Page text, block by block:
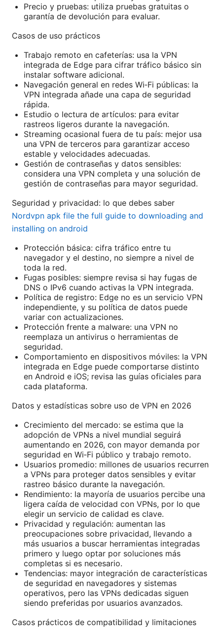
Precio y pruebas: utiliza pruebas gratuitas o
garantía de devolución para evaluar.
Casos de uso prácticos
Trabajo remoto en cafeterías: usa la VPN
integrada de Edge para cifrar tráfico básico sin
instalar software adicional.
Navegación general en redes Wi‑Fi públicas: la
VPN integrada añade una capa de seguridad
rápida.
Estudio o lectura de artículos: para evitar
rastreos ligeros durante la navegación.
Streaming ocasional fuera de tu país: mejor usa
una VPN de terceros para garantizar acceso
estable y velocidades adecuadas.
Gestión de contraseñas y datos sensibles:
considera una VPN completa y una solución de
gestión de contraseñas para mayor seguridad.
Seguridad y privacidad: lo que debes saber
Nordvpn apk file the full guide to downloading and
installing on android
Protección básica: cifra tráfico entre tu
navegador y el destino, no siempre a nivel de
toda la red.
Fugas posibles: siempre revisa si hay fugas de
DNS o IPv6 cuando activas la VPN integrada.
Política de registro: Edge no es un servicio VPN
independiente, y su política de datos puede
variar con actualizaciones.
Protección frente a malware: una VPN no
reemplaza un antivirus o herramientas de
seguridad.
Comportamiento en dispositivos móviles: la VPN
integrada en Edge puede comportarse distinto
en Android e iOS; revisa las guías oficiales para
cada plataforma.
Datos y estadísticas sobre uso de VPN en 2026
Crecimiento del mercado: se estima que la
adopción de VPNs a nivel mundial seguirá
aumentando en 2026, con mayor demanda por
seguridad en Wi‑Fi público y trabajo remoto.
Usuarios promedio: millones de usuarios recurren
a VPNs para proteger datos sensibles y evitar
rastreo básico durante la navegación.
Rendimiento: la mayoría de usuarios percibe una
ligera caída de velocidad con VPNs, por lo que
elegir un servicio de calidad es clave.
Privacidad y regulación: aumentan las
preocupaciones sobre privacidad, llevando a
más usuarios a buscar herramientas integradas
primero y luego optar por soluciones más
completas si es necesario.
Tendencias: mayor integración de características
de seguridad en navegadores y sistemas
operativos, pero las VPNs dedicadas siguen
siendo preferidas por usuarios avanzados.
Casos prácticos de compatibilidad y limitaciones